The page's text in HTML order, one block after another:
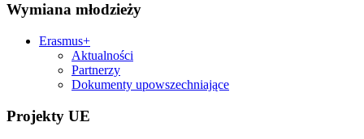
Wymiana młodzieży
Erasmus+
Aktualności
Partnerzy
Dokumenty upowszechniające
Projekty UE